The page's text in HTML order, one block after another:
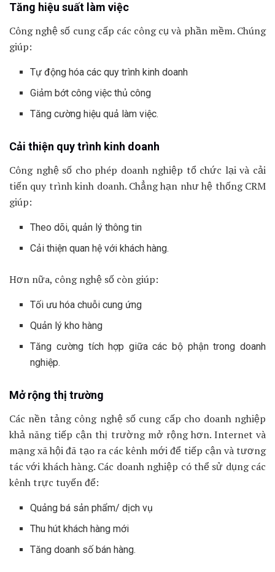
Tăng hiệu suất làm việc
Công nghệ số cung cấp các công cụ và phần mềm. Chúng
giúp:
Tự động hóa các quy trình kinh doanh
Giảm bớt công việc thủ công
Tăng cường hiệu quả làm việc.
Cải thiện quy trình kinh doanh
Công nghệ số cho phép doanh nghiệp tổ chức lại và cải
tiến quy trình kinh doanh. Chẳng hạn như hệ thống CRM
giúp:
Theo dõi, quản lý thông tin
Cải thiện quan hệ với khách hàng.
Hơn nữa, công nghệ số còn giúp:
Tối ưu hóa chuỗi cung ứng
Quản lý kho hàng
Tăng cường tích hợp giữa các bộ phận trong doanh
nghiệp.
Mở rộng thị trường
Các nền tảng công nghệ số cung cấp cho doanh nghiệp
khả năng tiếp cận thị trường mở rộng hơn. Internet và
mạng xã hội đã tạo ra các kênh mới để tiếp cận và tương
tác với khách hàng. Các doanh nghiệp có thể sử dụng các
kênh trực tuyến để:
Quảng bá sản phẩm/ dịch vụ
Thu hút khách hàng mới
Tăng doanh số bán hàng.